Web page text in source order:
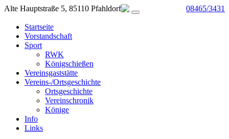
Alte Hauptstraße 5, 85110 Pfahldorf 08465/3431
Startseite
Vorstandschaft
Sport
RWK
Königschießen
Vereinsgaststätte
Vereins-/Ortsgeschichte
Ortsgeschichte
Vereinschronik
Könige
Info
Links